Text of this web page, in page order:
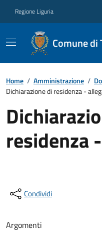
Regione Liguria
Comune di
Home / Amministrazione /
Dichiarazione di residenza -
residenza
Condividi
Argomenti